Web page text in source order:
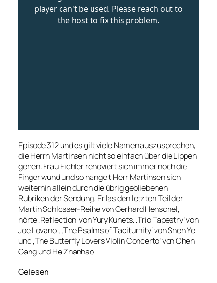
Episode 312 und es gilt viele Namen auszusprechen,
die Herrn Martinsen nicht so einfach über die Lippen
gehen. Frau Eichler renoviert sich immer noch die
Finger wund und so hangelt Herr Martinsen sich
weiterhin allein durch die übrig gebliebenen
Rubriken der Sendung. Er las den letzten Teil der
Martin Schlosser-Reihe von Gerhard Henschel,
hörte ‚Reflection‘ von Yury Kunets, ‚Trio Tapestry‘ von
Joe Lovano , ‚The Psalms of Taciturnity‘ von Shen Ye
und ‚The Butterfly Lovers Violin Concerto‘ von Chen
Gang und He Zhanhao
Gelesen